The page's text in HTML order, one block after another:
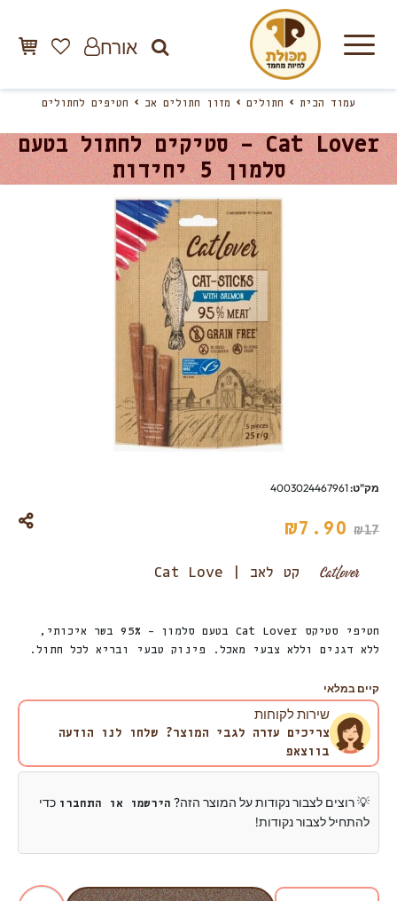
אורח
עמוד הבית חתולים מזון חתולים אב חטיפים לחתולים
Cat Lover – סטיקים לחתול בטעם
סלמון 5 יחידות
מק"ט:4003024467961
₪17
₪7.90
קט לאב | Cat Love
חטיפי סטיקס Cat Lover בטעם סלמון – 95% בשר איכותי,
ללא דגנים וללא צבעי מאכל. פינוק טבעי ובריא לכל חתול.
קיים במלאי
שירות לקוחות
צריכים עזרה לגבי המוצר? שלחו לנו הודעה
בווצאפ
💡 רוצים לצבור נקודות על המוצר הזה? הירשמו או התחברו כדי
להתחיל לצבור נקודות!